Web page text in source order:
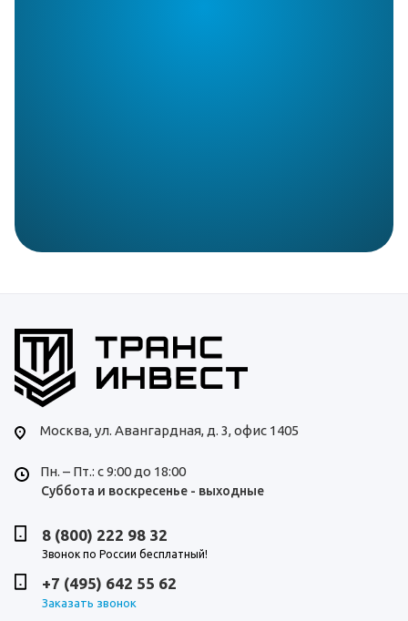
Москва,ул. Авангардная, д. 3, офис 1405
Пн. – Пт.: с 9:00 до 18:00
Суббота и воскресенье - выходные
8 (800) 222 98 32
Звонок по России бесплатный!
+7 (495) 642 55 62
Заказать звонок